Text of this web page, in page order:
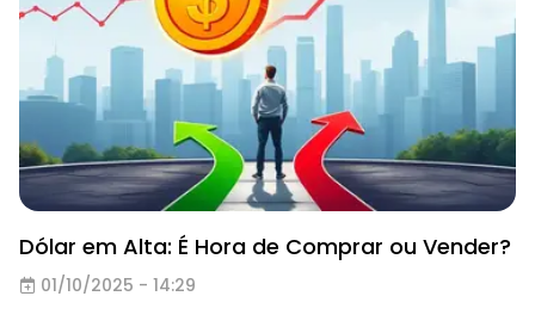
Dólar em Alta: É Hora de Comprar ou Vender?
01/10/2025 - 14:29